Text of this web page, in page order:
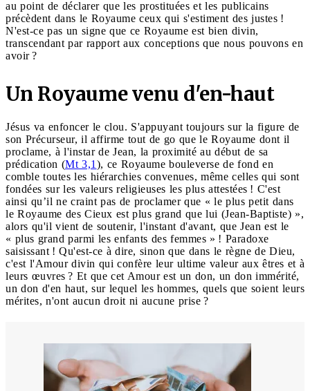
au point de déclarer que les prostituées et les publicains
précèdent dans le Royaume ceux qui s'estiment des justes !
N'est-ce pas un signe que ce Royaume est bien divin,
transcendant par rapport aux conceptions que nous pouvons en
avoir ?
Un Royaume venu d'en-haut
Jésus va enfoncer le clou. S'appuyant toujours sur la figure de
son Précurseur, il affirme tout de go que le Royaume dont il
proclame, à l'instar de Jean, la proximité au début de sa
prédication (Mt 3,1 ), ce Royaume bouleverse de fond en
comble toutes les hiérarchies convenues, même celles qui sont
fondées sur les valeurs religieuses les plus attestées ! C'est
ainsi qu’il ne craint pas de proclamer que « le plus petit dans
le Royaume des Cieux est plus grand que lui (Jean-Baptiste) »,
alors qu'il vient de soutenir, l'instant d'avant, que Jean est le
« plus grand parmi les enfants des femmes » ! Paradoxe
saisissant ! Qu'est-ce à dire, sinon que dans le règne de Dieu,
c'est l'Amour divin qui confère leur ultime valeur aux êtres et à
leurs œuvres ? Et que cet Amour est un don, un don immérité,
un don d'en haut, sur lequel les hommes, quels que soient leurs
mérites, n'ont aucun droit ni aucune prise ?